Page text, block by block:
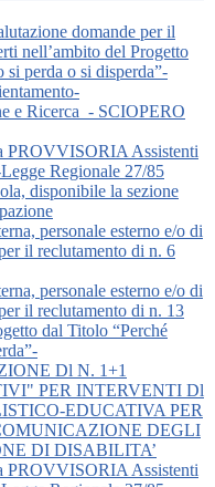
domande per il
nell’ambito del Progetto
si perda o si disperda”-
e Ricerca_- SCIOPERO
PROVVISORIA Assistenti
Regionale 27/85
disponibile la sezione
personale esterno e/o di
il reclutamento di n. 6
personale esterno e/o di
il reclutamento di n. 13
dal Titolo “Perché
Dl N. 1+1
PER INTERVENTI Dl
EDUCATIVA PER
DEGLI
DI DISABILITA’
PROVVISORIA Assistenti